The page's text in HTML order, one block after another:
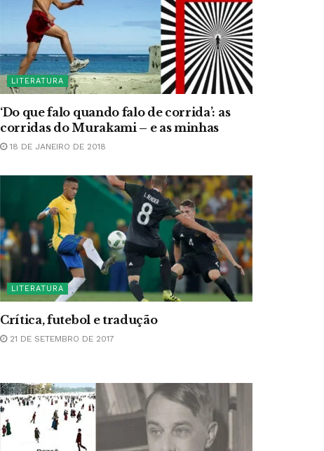
LITERATURA
‘Do que falo quando falo de corrida’: as
corridas do Murakami – e as minhas
18 DE JANEIRO DE 2018
LITERATURA
Crítica, futebol e tradução
21 DE SETEMBRO DE 2017